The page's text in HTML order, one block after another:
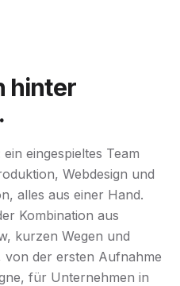
hinter
eingespieltes Team
Webdesign und
alles aus einer Hand.
Kombination aus
kurzen Wegen und
von der ersten Aufnahme
für Unternehmen in